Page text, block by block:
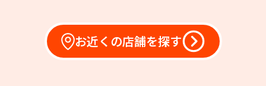
お近くの店舗を探す